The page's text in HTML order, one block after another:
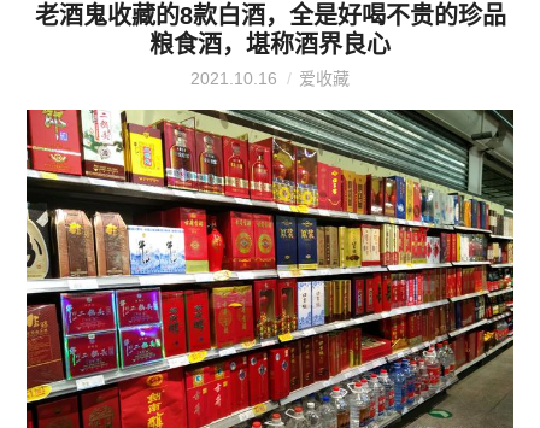
老酒鬼收藏的8款白酒，全是好喝不贵的珍品
粮食酒，堪称酒界良心
2021.10.16 爱收藏